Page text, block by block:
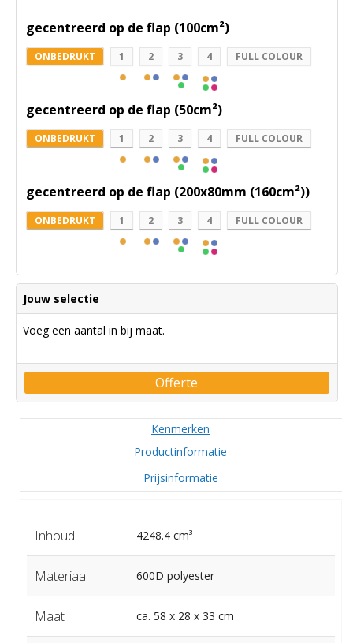
gecentreerd op de flap (100cm²)
ONBEDRUKT 1 2 3 4 FULL COLOUR
gecentreerd op de flap (50cm²)
ONBEDRUKT 1 2 3 4 FULL COLOUR
gecentreerd op de flap (200x80mm (160cm²))
ONBEDRUKT 1 2 3 4 FULL COLOUR
Jouw selectie
Voeg een aantal in bij maat.
Offerte
Kenmerken
Productinformatie
Prijsinformatie
Inhoud 4248.4 cm³
Materiaal 600D polyester
Maat ca. 58 x 28 x 33 cm